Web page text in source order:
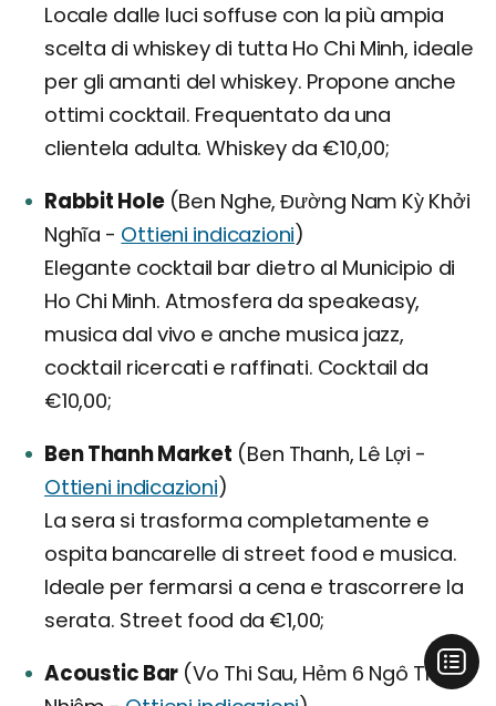
Locale dalle luci soffuse con la più ampia
scelta di whiskey di tutta Ho Chi Minh, ideale
per gli amanti del whiskey. Propone anche
ottimi cocktail. Frequentato da una
clientela adulta. Whiskey da €10,00;
Rabbit Hole(Ben Nghe, Đường Nam Kỳ Khởi
Nghĩa - Ottieni indicazioni)
Elegante cocktail bar dietro al Municipio di
Ho Chi Minh. Atmosfera da speakeasy,
musica dal vivo e anche musica jazz,
cocktail ricercati e raffinati. Cocktail da
€10,00;
Ben Thanh Market (Ben Thanh, Lê Lợi -
Ottieni indicazioni)
La sera si trasforma completamente e
ospita bancarelle di street food e musica.
Ideale per fermarsi a cena e trascorrere la
serata. Street food da €1,00;
Acoustic Bar (Vo Thi Sau, Hẻm 6 Ngô Thời